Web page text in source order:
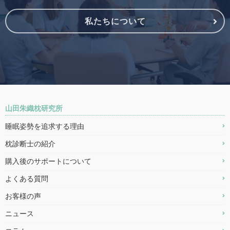
私たちについて
山田朱織枕研究所
睡眠姿勢を追求する理由
枕診断士の紹介
購入後のサポートについて
よくある質問
お客様の声
ニュース